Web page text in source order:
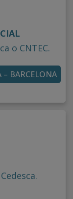
o CNTEC.
– BARCELONA